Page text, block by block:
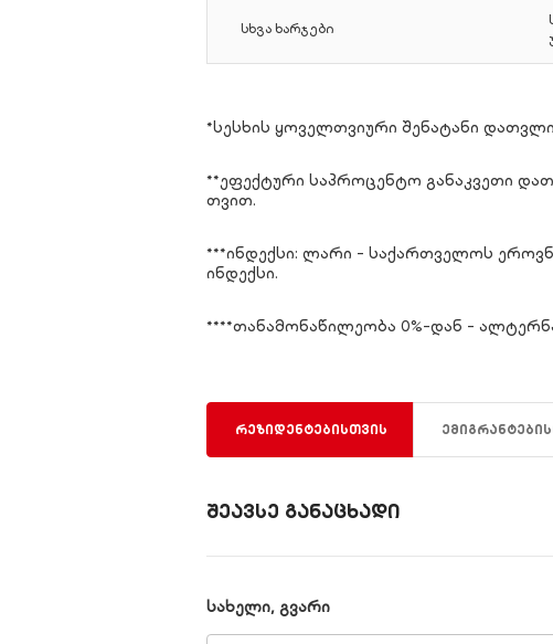
სხვა ხარჯები
*სესხის ყოველთვიური შენატანი
**ეფექტური საპროცენტო განაკვეთი
თვით.
***ინდექსი: ლარი - საქართველოს
ინდექსი.
****თანამონაწილეობა 0%-დან -
რეზიდენტებისთვის
შეავსე განაცხადი
სახელი, გვარი